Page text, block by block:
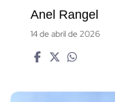
Anel Rangel
14 de abril de 2026